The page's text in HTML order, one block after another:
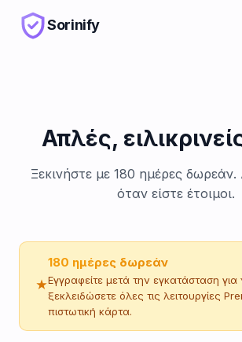
Sorinify
Απλές,
Ξεκινήστε με 180 ημέρες
όταν είστε έτοιμοι.
180 ημέρες δωρεάν
Εγγραφείτε μετά την εγκατάσταση για
ξεκλειδώσετε όλες τις λειτουργίες
πιστωτική κάρτα.